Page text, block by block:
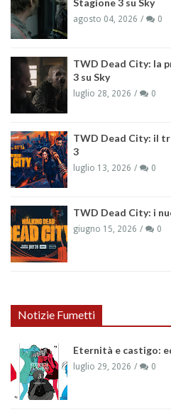
agosto 04, 2026 0
TWD Dead City: la
3 su Sky
luglio 28, 2026 0
TWD Dead City: il
3
luglio 13, 2026 0
TWD Dead City: i
giugno 15, 2026 0
Notizie Fumetti
Eternità e castigo:
luglio 29, 2026 0